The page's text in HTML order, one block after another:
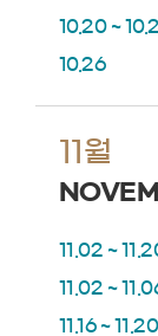
10.20 ~
10.26
11월
11.02 ~
11.02 ~
11.16 ~ 11.20